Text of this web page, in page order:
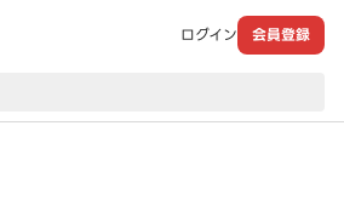
ログイン 会員登録